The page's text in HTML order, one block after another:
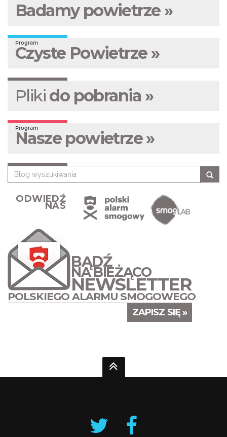
Badamy powietrze »
Program
Czyste Powietrze »
Pliki do pobrania »
Program
Nasze powietrze »
ODWIEDŹ
NAS
BĄDŹ
NA BIEŻĄCO
NEWSLETTER
POLSKIEGO ALARMU SMOGOWEGO
ZAPISZ SIĘ »